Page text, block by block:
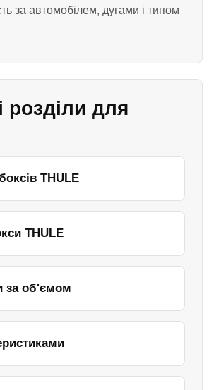
за автомобілем, дугами і типом
розділи для
THULE
THULE
за об'ємом